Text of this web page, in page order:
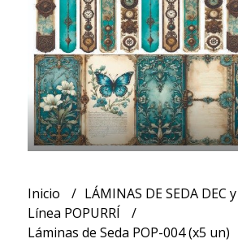
Inicio
LÁMINAS DE SEDA DEC
Línea POPURRÍ
Láminas de Seda POP-004 (x5 un)